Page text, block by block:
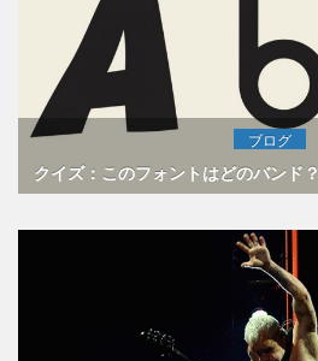
ブログ
クイズ：このフォントはどのバンド？